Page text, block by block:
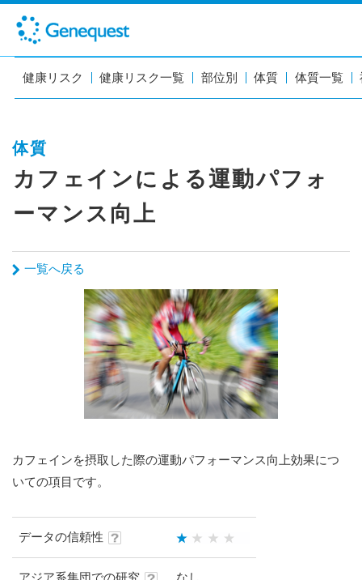
健康リスク 健康リスク一覧 部位別 体質 体質一覧
体質
カフェインによる運動パフォ
ーマンス向上
一覧へ戻る
カフェインを摂取した際の運動パフォーマンス向上効果につ
いての項目です。
データの信頼性
アジア系集団での研究 なし